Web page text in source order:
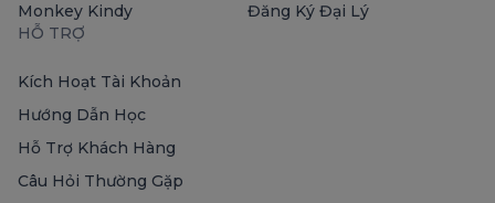
Monkey Kindy
Đăng Ký Đại Lý
HỖ TRỢ
Kích Hoạt Tài Khoản
Hướng Dẫn Học
Hỗ Trợ Khách Hàng
Câu Hỏi Thường Gặp